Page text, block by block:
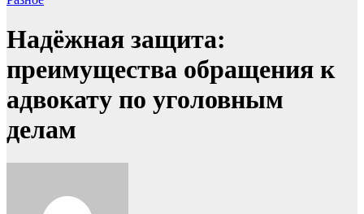
Надёжная защита:
преимущества обращения к
адвокату по уголовным
делам